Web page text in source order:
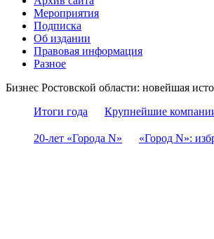
Мероприятия
Подписка
Об издании
Правовая информация
Разное
Бизнес Ростовской области: новейшая
Итоги года
Крупнейшие
20-лет «Города N» «Город N»: